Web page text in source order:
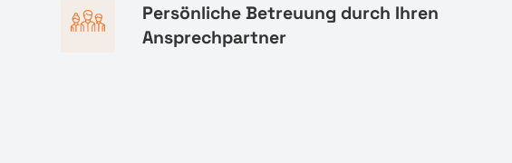
Persönliche Betreuung durch Ihren
Ansprechpartner